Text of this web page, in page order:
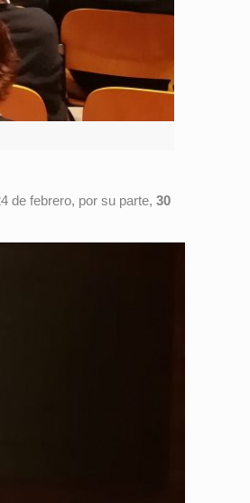
de febrero, por su parte, 30